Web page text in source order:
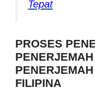
Tepat
PROSES
FILIPINA